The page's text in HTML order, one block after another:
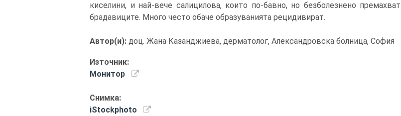
киселини, и най-вече салицилова, които по-бавно, но безболезнено премахват
брадавиците. Много често обаче образуванията рецидивират.
Автор(и): доц. Жана Казанджиева, дерматолог, Александровска болница, София
Източник:
Монитор
Снимка:
iStockphoto